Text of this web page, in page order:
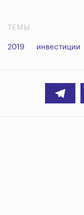
ТЕМЫ
2019 инвестиции